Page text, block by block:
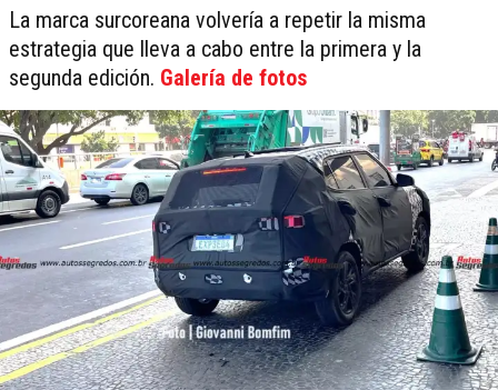
La marca surcoreana volvería a repetir la misma
estrategia que lleva a cabo entre la primera y la
segunda edición. Galería de fotos